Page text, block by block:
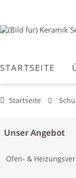
STARTSEITE
Startseite
Unser Angebot
Ofen- &